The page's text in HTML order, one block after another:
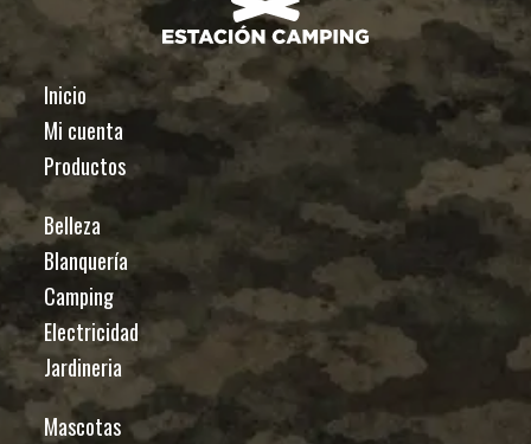
Inicio
Mi cuenta
Productos
Belleza
Blanquería
Camping
Electricidad
Jardineria
Mascotas